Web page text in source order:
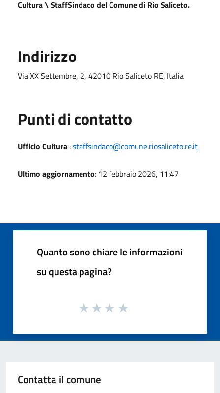
Cultura \ StaffSindaco del Comune di Rio Saliceto.
Indirizzo
Via XX Settembre, 2, 42010 Rio Saliceto RE, Italia
Punti di contatto
Ufficio Cultura :staffsindaco@comune.riosaliceto.re.it
Ultimo aggiornamento: 12 febbraio 2026, 11:47
Quanto sono chiare le informazioni
su questa pagina?
Contatta il comune